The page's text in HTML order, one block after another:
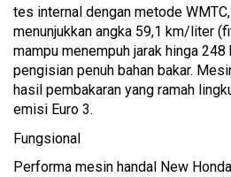
tes internal dengan metode
menunjukkan angka 59,1 km/liter
mampu menempuh jarak hinga
pengisian penuh bahan bakar.
hasil pembakaran yang ramah
emisi Euro 3.
Fungsional
Performa mesin handal New